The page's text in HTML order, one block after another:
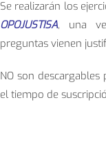
Se realizarán los
OPOJUSTISA, una
preguntas vienen
NO son
el tiempo de